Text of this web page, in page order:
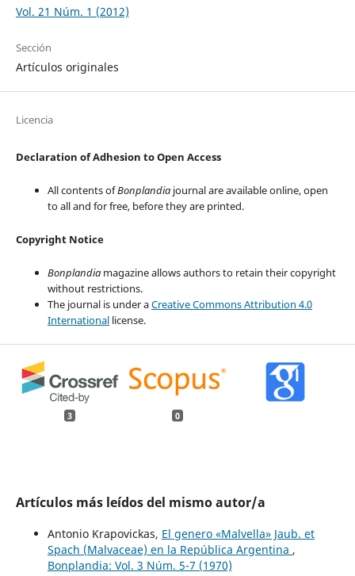
Vol. 21 Núm. 1 (2012)
Sección
Artículos originales
Licencia
Declaration of Adhesion to Open Access
All contents ofBonplandiajournal are available online, open
to all and for free, before they are printed.
Copyright Notice
Bonplandiamagazine allows authors to retain their copyright
without restrictions.
The journal is under aCreative Commons Attribution 4.0
Internationallicense.
3 0
Artículos más leídos del mismo autor/a
Antonio Krapovickas, El genero «Malvella» Jaub. et
Spach (Malvaceae) en la República Argentina ,
Bonplandia: Vol. 3 Núm. 5-7 (1970)